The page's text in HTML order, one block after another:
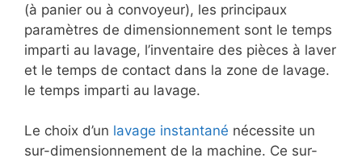
(à panier ou à convoyeur), les principaux
paramètres de dimensionnement sont le temps
imparti au lavage, l’inventaire des pièces à laver
et le temps de contact dans la zone de lavage.
le temps imparti au lavage.
Le choix d’un lavage instantané nécessite un
sur-dimensionnement de la machine. Ce sur-